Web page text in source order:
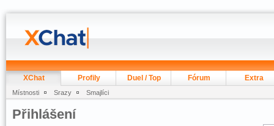
XChat Profily Duel / Top Fórum Extra
Místnosti Srazy Smajlíci
Přihlášení